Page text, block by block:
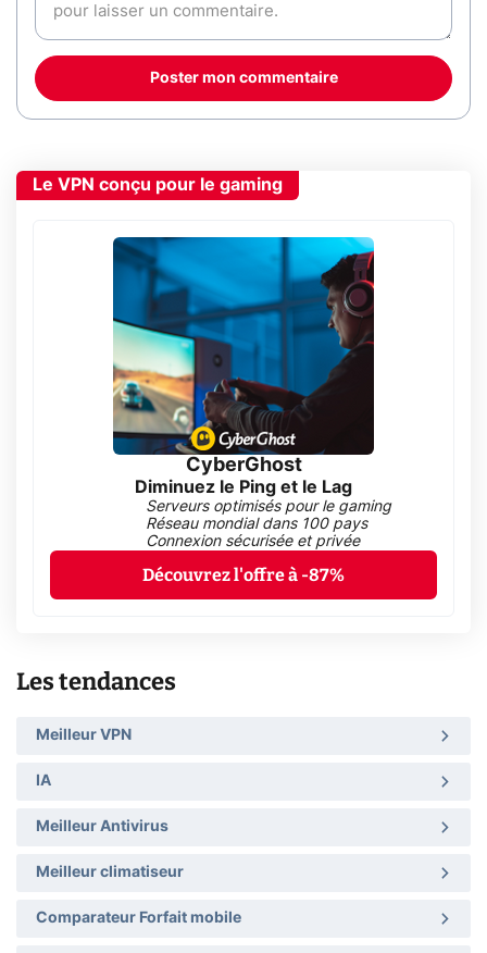
Poster mon commentaire
Le VPN conçu pour le gaming
CyberGhost
Diminuez le Ping et le Lag
Serveurs optimisés pour le gaming
Réseau mondial dans 100 pays
Connexion sécurisée et privée
Découvrez l'offre à -87%
Les tendances
Meilleur VPN
IA
Meilleur Antivirus
Meilleur climatiseur
Comparateur Forfait mobile